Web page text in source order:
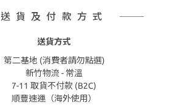
送貨及付款方式
送貨方式
第二基地 (消費者請勿點選)
新竹物流 - 常溫
7-11 取貨不付款 (B2C)
順豐速運（海外使用）